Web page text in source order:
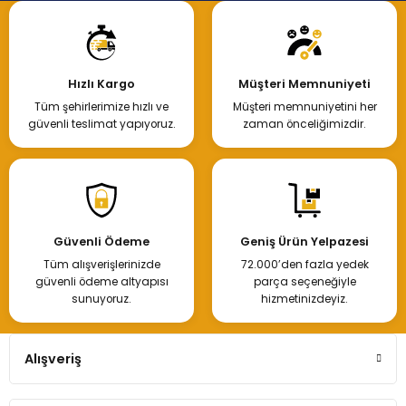
Hızlı Kargo
Tüm şehirlerimize hızlı ve
güvenli teslimat yapıyoruz.
Müşteri Memnuniyeti
Müşteri memnuniyetini her
zaman önceliğimizdir.
Güvenli Ödeme
Tüm alışverişlerinizde
güvenli ödeme altyapısı
sunuyoruz.
Geniş Ürün Yelpazesi
72.000’den fazla yedek
parça seçeneğiyle
hizmetinizdeyiz.
Alışveriş